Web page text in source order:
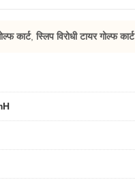
कार्ट,स्लिप विरोधी टायर गोल्फ कार्ट